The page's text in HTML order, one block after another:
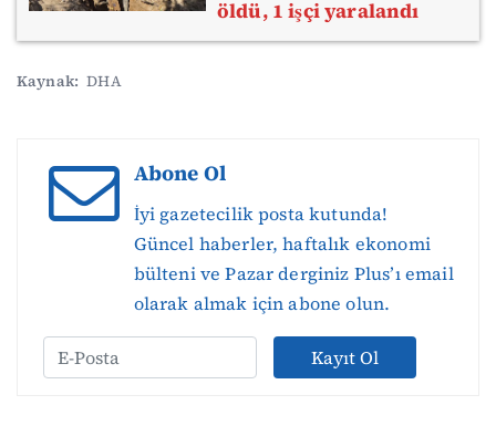
öldü, 1 işçi yaralandı
Kaynak: DHA
Abone Ol
İyi gazetecilik posta kutunda!
Güncel haberler, haftalık ekonomi
bülteni ve Pazar derginiz Plus’ı email
olarak almak için abone olun.
Kayıt Ol